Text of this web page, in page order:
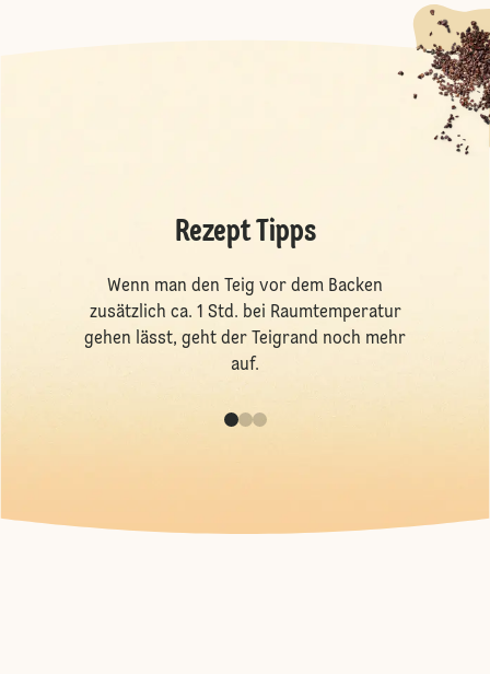
Rezept Tipps
Wenn man den Teig vor dem Backen
zusätzlich ca. 1 Std. bei Raumtemperatur
gehen lässt, geht der Teigrand noch mehr
auf.